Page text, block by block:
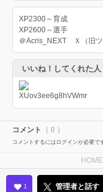
XP2300～育成
XP2600～選手
＠Acris_NEXT Ｘ（旧ツ
いいね！してくれた人
コメント （ 0 ）
コメントするにはログインが必要で
HOME
1 管理者と話す